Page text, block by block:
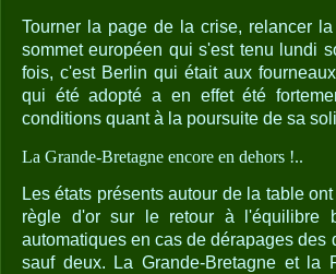
Tourner la page de la crise, relancer
sommet européen qui s'est tenu lundi
fois, c'est Berlin qui était aux
qui été adopté a en effet été
conditions quant à la poursuite de sa
La Grande-Bretagne encore en dehors !..
Les états présents autour de la table
règle d'or sur le retour à l'équilibre
automatiques en cas de dérapages
sauf deux. La Grande-Bretagne et la